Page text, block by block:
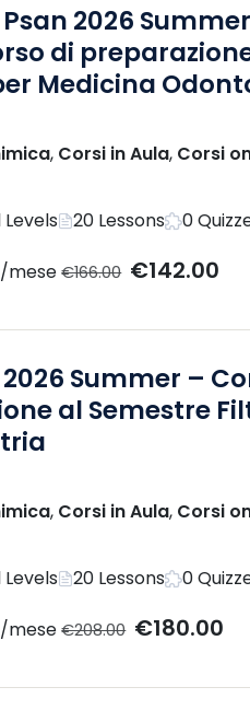
2026
di
Medicina
, Corsi in Aula, Corsi
Levels 20 Lessons 0
mese €166.00 €142.00
Summer –
al Semestre
, Corsi in Aula, Corsi
Levels 20 Lessons 0
mese €208.00 €180.00